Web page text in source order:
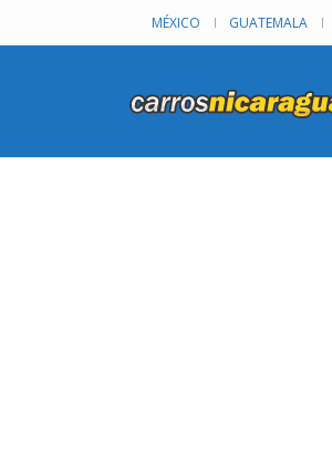
MÉXICO GUATEMALA